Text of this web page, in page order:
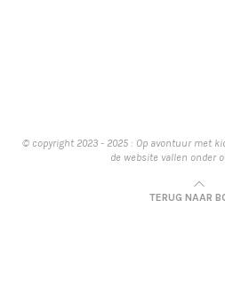
© copyright 2023 - 2025 : Op avontuur met
de website vallen onder
TERUG NAAR